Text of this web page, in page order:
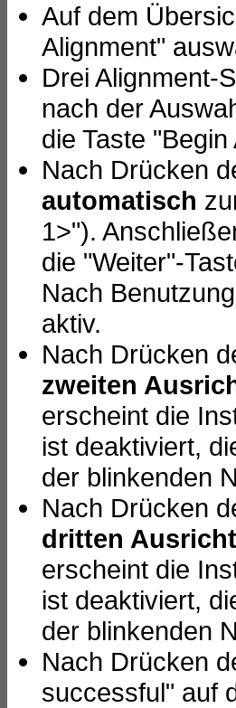
Auf dem
Alignment"
Drei Alignment-
nach der
die Taste
Nach Drücken
automatisch
1>").
die "Weiter"-
Nach
aktiv.
Nach Drücken
zweiten
erscheint die
ist deaktiviert,
der blinkenden
Nach Drücken
dritten
erscheint die
ist deaktiviert,
der blinkenden
Nach Drücken
successful" auf